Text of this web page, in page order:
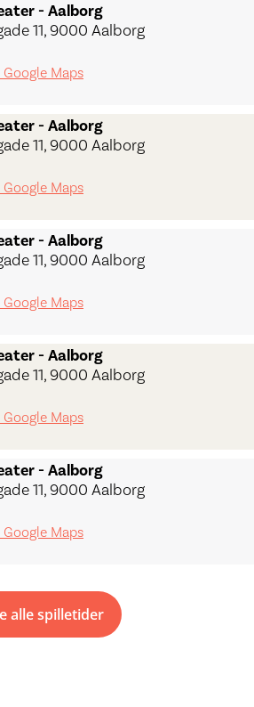
- Aalborg
11, 9000 Aalborg
Maps
- Aalborg
11, 9000 Aalborg
Maps
- Aalborg
11, 9000 Aalborg
Maps
- Aalborg
11, 9000 Aalborg
Maps
- Aalborg
11, 9000 Aalborg
Maps
alle spilletider